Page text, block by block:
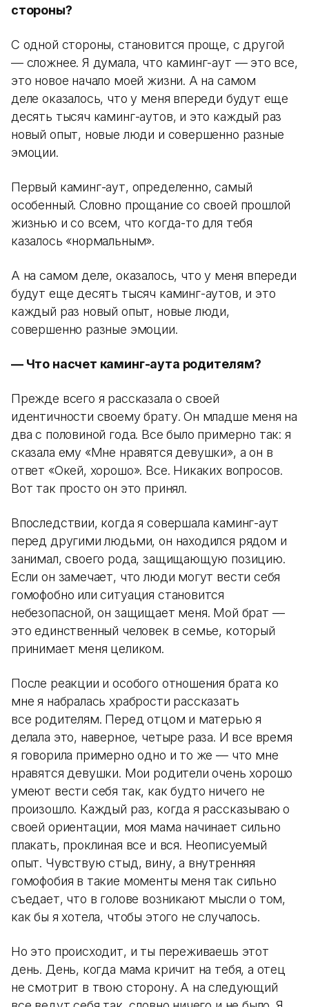
стороны?
С одной стороны, становится проще, с другой
— сложнее. Я думала, что каминг-аут — это все,
это новое начало моей жизни. А на самом
деле оказалось, что у меня впереди будут еще
десять тысяч каминг-аутов, и это каждый раз
новый опыт, новые люди и совершенно разные
эмоции.
Первый каминг-аут, определенно, самый
особенный. Словно прощание со своей прошлой
жизнью и со всем, что когда-то для тебя
казалось «нормальным».
А на самом деле, оказалось, что у меня впереди
будут еще десять тысяч каминг-аутов, и это
каждый раз новый опыт, новые люди,
совершенно разные эмоции.
— Что насчет каминг-аута родителям?
Прежде всего я рассказала о своей
идентичности своему брату. Он младше меня на
два с половиной года. Все было примерно так: я
сказала ему «Мне нравятся девушки», а он в
ответ «Окей, хорошо». Все. Никаких вопросов.
Вот так просто он это принял.
Впоследствии, когда я совершала каминг-аут
перед другими людьми, он находился рядом и
занимал, своего рода, защищающую позицию.
Если он замечает, что люди могут вести себя
гомофобно или ситуация становится
небезопасной, он защищает меня. Мой брат —
это единственный человек в семье, который
принимает меня целиком.
После реакции и особого отношения брата ко
мне я набралась храбрости рассказать
все родителям. Перед отцом и матерью я
делала это, наверное, четыре раза. И все время
я говорила примерно одно и то же — что мне
нравятся девушки. Мои родители очень хорошо
умеют вести себя так, как будто ничего не
произошло. Каждый раз, когда я рассказываю о
своей ориентации, моя мама начинает сильно
плакать, проклиная все и вся. Неописуемый
опыт. Чувствую стыд, вину, а внутренняя
гомофобия в такие моменты меня так сильно
съедает, что в голове возникают мысли о том,
как бы я хотела, чтобы этого не случалось.
Но это происходит, и ты переживаешь этот
день. День, когда мама кричит на тебя, а отец
не смотрит в твою сторону. А на следующий